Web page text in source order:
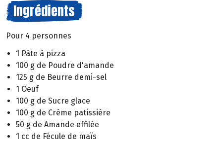
Ingrédients
Pour 4 personnes
1 Pâte à pizza
100 g de Poudre d'amande
125 g de Beurre demi-sel
1 Oeuf
100 g de Sucre glace
100 g de Crème patissière
50 g de Amande effilée
1 cc de Fécule de maïs